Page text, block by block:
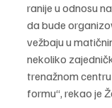
ranije u odnosu
da bude
vežbaju u
nekoliko
trenažnom
formu“, rekao je